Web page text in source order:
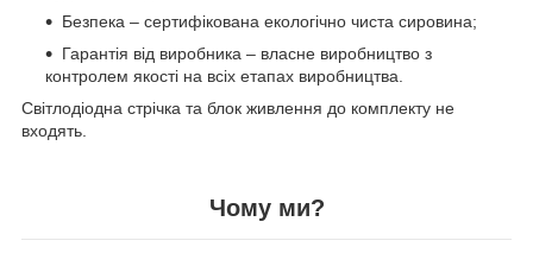
Безпека – сертифікована екологічно чиста сировина;
Гарантія від виробника – власне виробництво з
контролем якості на всіх етапах виробництва.
Світлодіодна стрічка та блок живлення до комплекту не
входять.
Чому ми?